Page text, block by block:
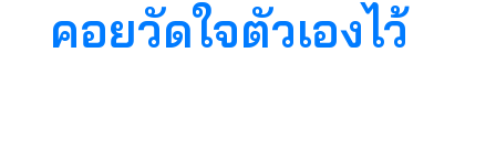
คอยวัดใจตัวเองไว้